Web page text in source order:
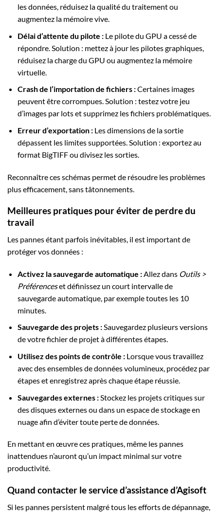
les données, réduisez la qualité du traitement ou
augmentez la mémoire vive.
Délai d’attente du pilote :Le pilote du GPU a cessé de
répondre. Solution : mettez à jour les pilotes graphiques,
réduisez la charge du GPU ou augmentez la mémoire
virtuelle.
Crash de l’importation de fichiers :Certaines images
peuvent être corrompues. Solution : testez votre jeu
d’images par lots et supprimez les fichiers problématiques.
Erreur d’exportation :Les dimensions de la sortie
dépassent les limites supportées. Solution : exportez au
format BigTIFF ou divisez les sorties.
Reconnaître ces schémas permet de résoudre les problèmes
plus efficacement, sans tâtonnements.
Meilleures pratiques pour éviter de perdre du
travail
Les pannes étant parfois inévitables, il est important de
protéger vos données :
Activez la sauvegarde automatique :Allez dans Outils >
Préférenceset définissez un court intervalle de
sauvegarde automatique, par exemple toutes les 10
minutes.
Sauvegarde des projets :Sauvegardez plusieurs versions
de votre fichier de projet à différentes étapes.
Utilisez des points de contrôle :Lorsque vous travaillez
avec des ensembles de données volumineux, procédez par
étapes et enregistrez après chaque étape réussie.
Sauvegardes externes :Stockez les projets critiques sur
des disques externes ou dans un espace de stockage en
nuage afin d’éviter toute perte de données.
En mettant en œuvre ces pratiques, même les pannes
inattendues n’auront qu’un impact minimal sur votre
productivité.
Quand contacter le service d’assistance d’Agisoft
Si les pannes persistent malgré tous les efforts de dépannage,